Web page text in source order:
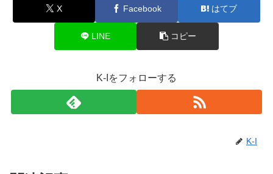
X Facebook はてブ
LINE コピー
K-Iをフォローする
K-I